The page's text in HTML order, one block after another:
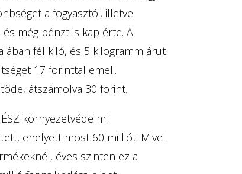
a fogyasztói, illetve
még pénzt is kap érte. A
fél kiló, és 5 kilogramm árut
17 forinttal emeli.
átszámolva 30 forint.
környezetvédelmi
ehelyett most 60 milliót. Mivel
éves szinten ez a